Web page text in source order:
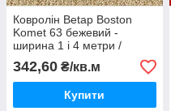
Ковролін Betap Boston
Komet 63 бежевий -
ширина 1 і 4 метри /
безкоштовна доставка/
342,60 ₴/кв.м
Купити